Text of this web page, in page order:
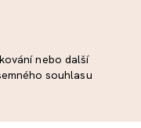
nebo další
souhlasu